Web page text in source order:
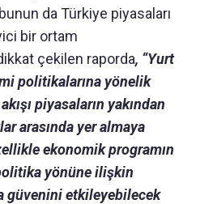
da Türkiye piyasaları
bir ortam
çekilen raporda, “Yurt
politikalarına yönelik
piyasaların yakından
arasında yer almaya
ekonomik programın
yönüne ilişkin
güvenini etkileyebilecek